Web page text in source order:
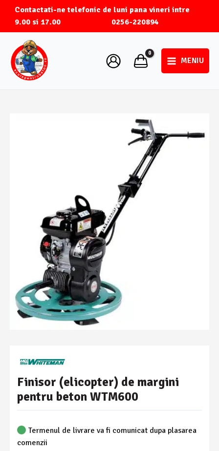
content
Contactati-ne telefonic de luni pana vineri intre
9.00 si 17.00 0256-220894
Main
MENIU
Finisor (elicopter) de margini
pentru beton WTM600
Termenul de livrare va fi comunicat dupa plasarea
comenzii